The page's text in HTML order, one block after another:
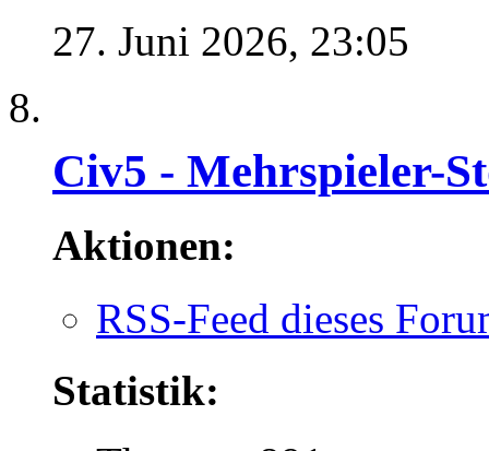
27. Juni 2026, 23:05
Civ5 - Mehrspieler-
Aktionen:
RSS-Feed dieses
Statistik: